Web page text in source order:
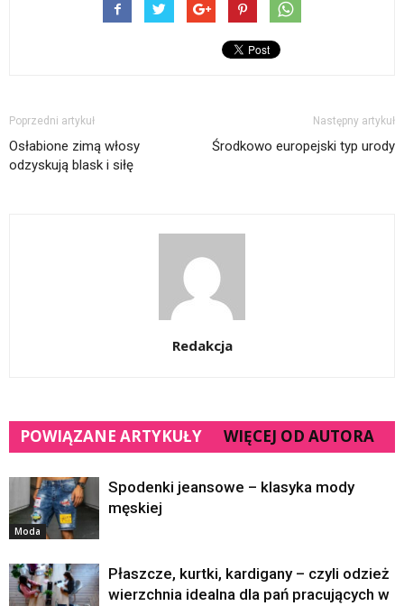
Poprzedni artykuł
Osłabione zimą włosy
odzyskują blask i siłę
Następny artykuł
Środkowo europejski typ urody
Redakcja
POWIĄZANE ARTYKUŁY WIĘCEJ OD AUTORA
Moda
Spodenki jeansowe – klasyka mody
męskiej
Płaszcze, kurtki, kardigany – czyli odzież
wierzchnia idealna dla pań pracujących w